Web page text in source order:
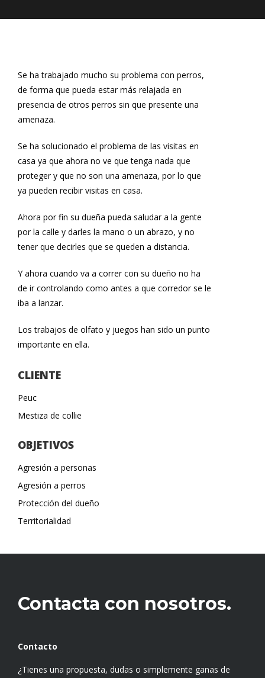
Se ha trabajado mucho su problema con perros,
de forma que pueda estar más relajada en
presencia de otros perros sin que presente una
amenaza.
Se ha solucionado el problema de las visitas en
casa ya que ahora no ve que tenga nada que
proteger y que no son una amenaza, por lo que
ya pueden recibir visitas en casa.
Ahora por fin su dueña pueda saludar a la gente
por la calle y darles la mano o un abrazo, y no
tener que decirles que se queden a distancia.
Y ahora cuando va a correr con su dueño no ha
de ir controlando como antes a que corredor se le
iba a lanzar.
Los trabajos de olfato y juegos han sido un punto
importante en ella.
CLIENTE
Peuc
Mestiza de collie
OBJETIVOS
Agresión a personas
Agresión a perros
Protección del dueño
Territorialidad
Contacta con nosotros.
Contacto
¿Tienes una propuesta, dudas o simplemente ganas de